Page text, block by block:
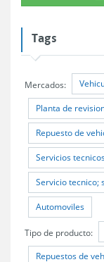
Tags
Mercados:
Planta de
Repuesto de
Servicios
Servicio tecnico;
Automoviles
Tipo de producto:
Repuestos de